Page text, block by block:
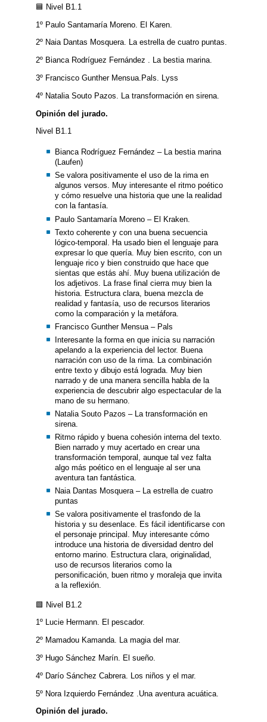
🟦 Nivel B1.1
1º Paulo Santamaría Moreno. El Karen.
2º Naia Dantas Mosquera. La estrella de cuatro puntas.
2º Bianca Rodríguez Fernández . La bestia marina.
3º Francisco Gunther Mensua.Pals. Lyss
4º Natalia Souto Pazos. La transformación en sirena.
Opinión del jurado.
Nivel B1.1
Bianca Rodríguez Fernández – La bestia marina
(Laufen)
Se valora positivamente el uso de la rima en
algunos versos. Muy interesante el ritmo poético
y cómo resuelve una historia que une la realidad
con la fantasía.
Paulo Santamaría Moreno – El Kraken.
Texto coherente y con una buena secuencia
lógico-temporal. Ha usado bien el lenguaje para
expresar lo que quería. Muy bien escrito, con un
lenguaje rico y bien construido que hace que
sientas que estás ahí. Muy buena utilización de
los adjetivos. La frase final cierra muy bien la
historia. Estructura clara, buena mezcla de
realidad y fantasía, uso de recursos literarios
como la comparación y la metáfora.
Francisco Gunther Mensua – Pals
Interesante la forma en que inicia su narración
apelando a la experiencia del lector. Buena
narración con uso de la rima. La combinación
entre texto y dibujo está lograda. Muy bien
narrado y de una manera sencilla habla de la
experiencia de descubrir algo espectacular de la
mano de su hermano.
Natalia Souto Pazos – La transformación en
sirena.
Ritmo rápido y buena cohesión interna del texto.
Bien narrado y muy acertado en crear una
transformación temporal, aunque tal vez falta
algo más poético en el lenguaje al ser una
aventura tan fantástica.
Naia Dantas Mosquera – La estrella de cuatro
puntas
Se valora positivamente el trasfondo de la
historia y su desenlace. Es fácil identificarse con
el personaje principal. Muy interesante cómo
introduce una historia de diversidad dentro del
entorno marino. Estructura clara, originalidad,
uso de recursos literarios como la
personificación, buen ritmo y moraleja que invita
a la reflexión.
🟩 Nivel B1.2
1º Lucie Hermann. El pescador.
2º Mamadou Kamanda. La magia del mar.
3º Hugo Sánchez Marín. El sueño.
4º Darío Sánchez Cabrera. Los niños y el mar.
5º Nora Izquierdo Fernández .Una aventura acuática.
Opinión del jurado.